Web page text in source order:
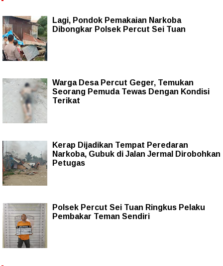
Lagi, Pondok Pemakaian Narkoba
Dibongkar Polsek Percut Sei Tuan
Warga Desa Percut Geger, Temukan
Seorang Pemuda Tewas Dengan Kondisi
Terikat
Kerap Dijadikan Tempat Peredaran
Narkoba, Gubuk di Jalan Jermal Dirobohkan
Petugas
Polsek Percut Sei Tuan Ringkus Pelaku
Pembakar Teman Sendiri